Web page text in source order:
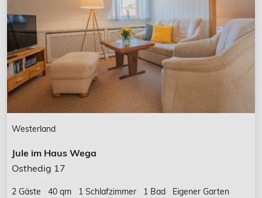
Westerland
Jule im Haus Wega
Osthedig 17
2 Gäste 40 qm 1 Schlafzimmer 1 Bad
Eigener Garten